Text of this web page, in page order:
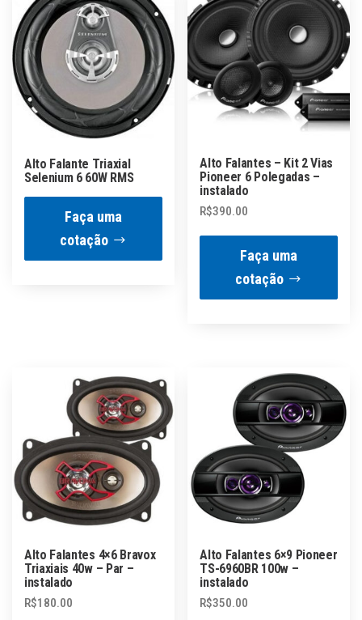
Alto Falante Triaxial
Selenium 6 60W RMS
Faça uma
cotação
Alto Falantes – Kit 2 Vias
Pioneer 6 Polegadas –
instalado
R$390.00
Faça uma
cotação
Alto Falantes 4×6 Bravox
Triaxiais 40w – Par –
instalado
R$180.00
Alto Falantes 6×9 Pioneer
TS-6960BR 100w –
instalado
R$350.00